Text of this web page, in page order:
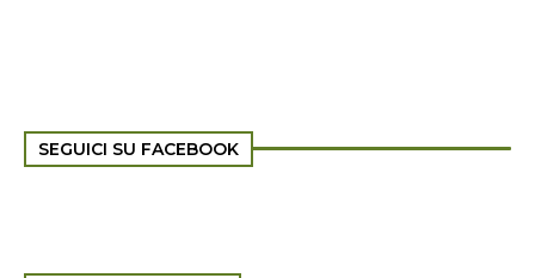
SEGUICI SU FACEBOOK